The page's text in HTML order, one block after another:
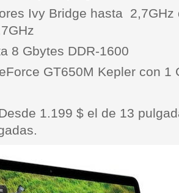
Ivy Bridge hasta 2,7GHz
8 Gbytes DDR-1600
GT650M Kepler con 1
1.199 $ el de 13